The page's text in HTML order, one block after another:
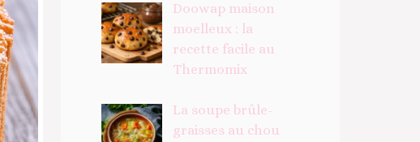
Doowap maison
moelleux : la
recette facile au
Thermomix
La soupe brûle-
graisses au chou